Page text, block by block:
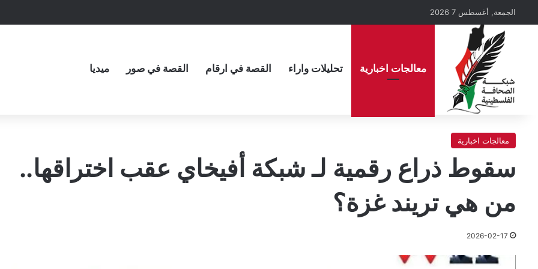
الجمعة, أغسطس 7 2026
معالجات اخبارية تحليلات واراء القصة في ارقام القصة في صور ميديا
معالجات اخبارية
سقوط ذراع رقمية لـ شبكة أفيخاي عقب اختراقها..
من هي تريند غزة؟
2026-02-17